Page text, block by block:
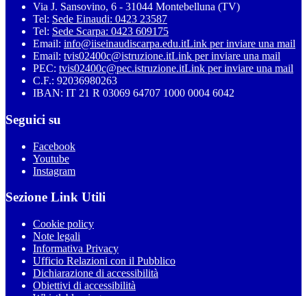
Via J. Sansovino, 6 - 31044 Montebelluna (TV)
Tel: Sede Einaudi: 0423 23587
Tel: Sede Scarpa: 0423 609175
Email: info@iiseinaudiscarpa.edu.itLink per inviare una mail
Email: tvis02400c@istruzione.itLink per inviare una mail
PEC: tvis02400c@pec.istruzione.itLink per inviare una mail
C.F.: 92036980263
IBAN: IT 21 R 03069 64707 1000 0004 6042
Seguici su
Facebook
Youtube
Instagram
Sezione Link Utili
Cookie policy
Note legali
Informativa Privacy
Ufficio Relazioni con il Pubblico
Dichiarazione di accessibilità
Obiettivi di accessibilità